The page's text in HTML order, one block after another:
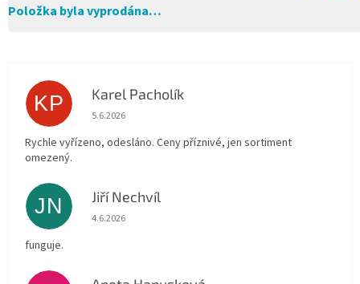
Položka byla vyprodána…
KP Karel Pacholík
Hodnocení obchodu je 4 z 5 hvězdiček.
5.6.2026
Rychle vyřízeno, odesláno. Ceny příznivé, jen sortiment
omezený.
JN Jiří Nechvíl
Hodnocení obchodu je 5 z 5 hvězdiček.
4.6.2026
funguje.